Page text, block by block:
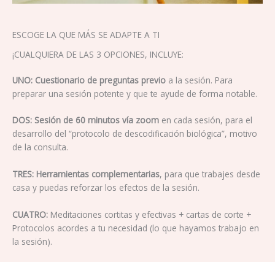
ESCOGE LA QUE MÁS SE ADAPTE A TI
¡CUALQUIERA DE LAS 3 OPCIONES, INCLUYE:
UNO: Cuestionario de preguntas previo a la sesión. Para
preparar una sesión potente y que te ayude de forma notable.
DOS: Sesión de 60 minutos vía zoom en cada sesión, para el
desarrollo del “protocolo de descodificación biológica”, motivo
de la consulta.
TRES: Herramientas complementarias, para que trabajes desde
casa y puedas reforzar los efectos de la sesión.
CUATRO: Meditaciones cortitas y efectivas + cartas de corte +
Protocolos acordes a tu necesidad (lo que hayamos trabajo en
la sesión).